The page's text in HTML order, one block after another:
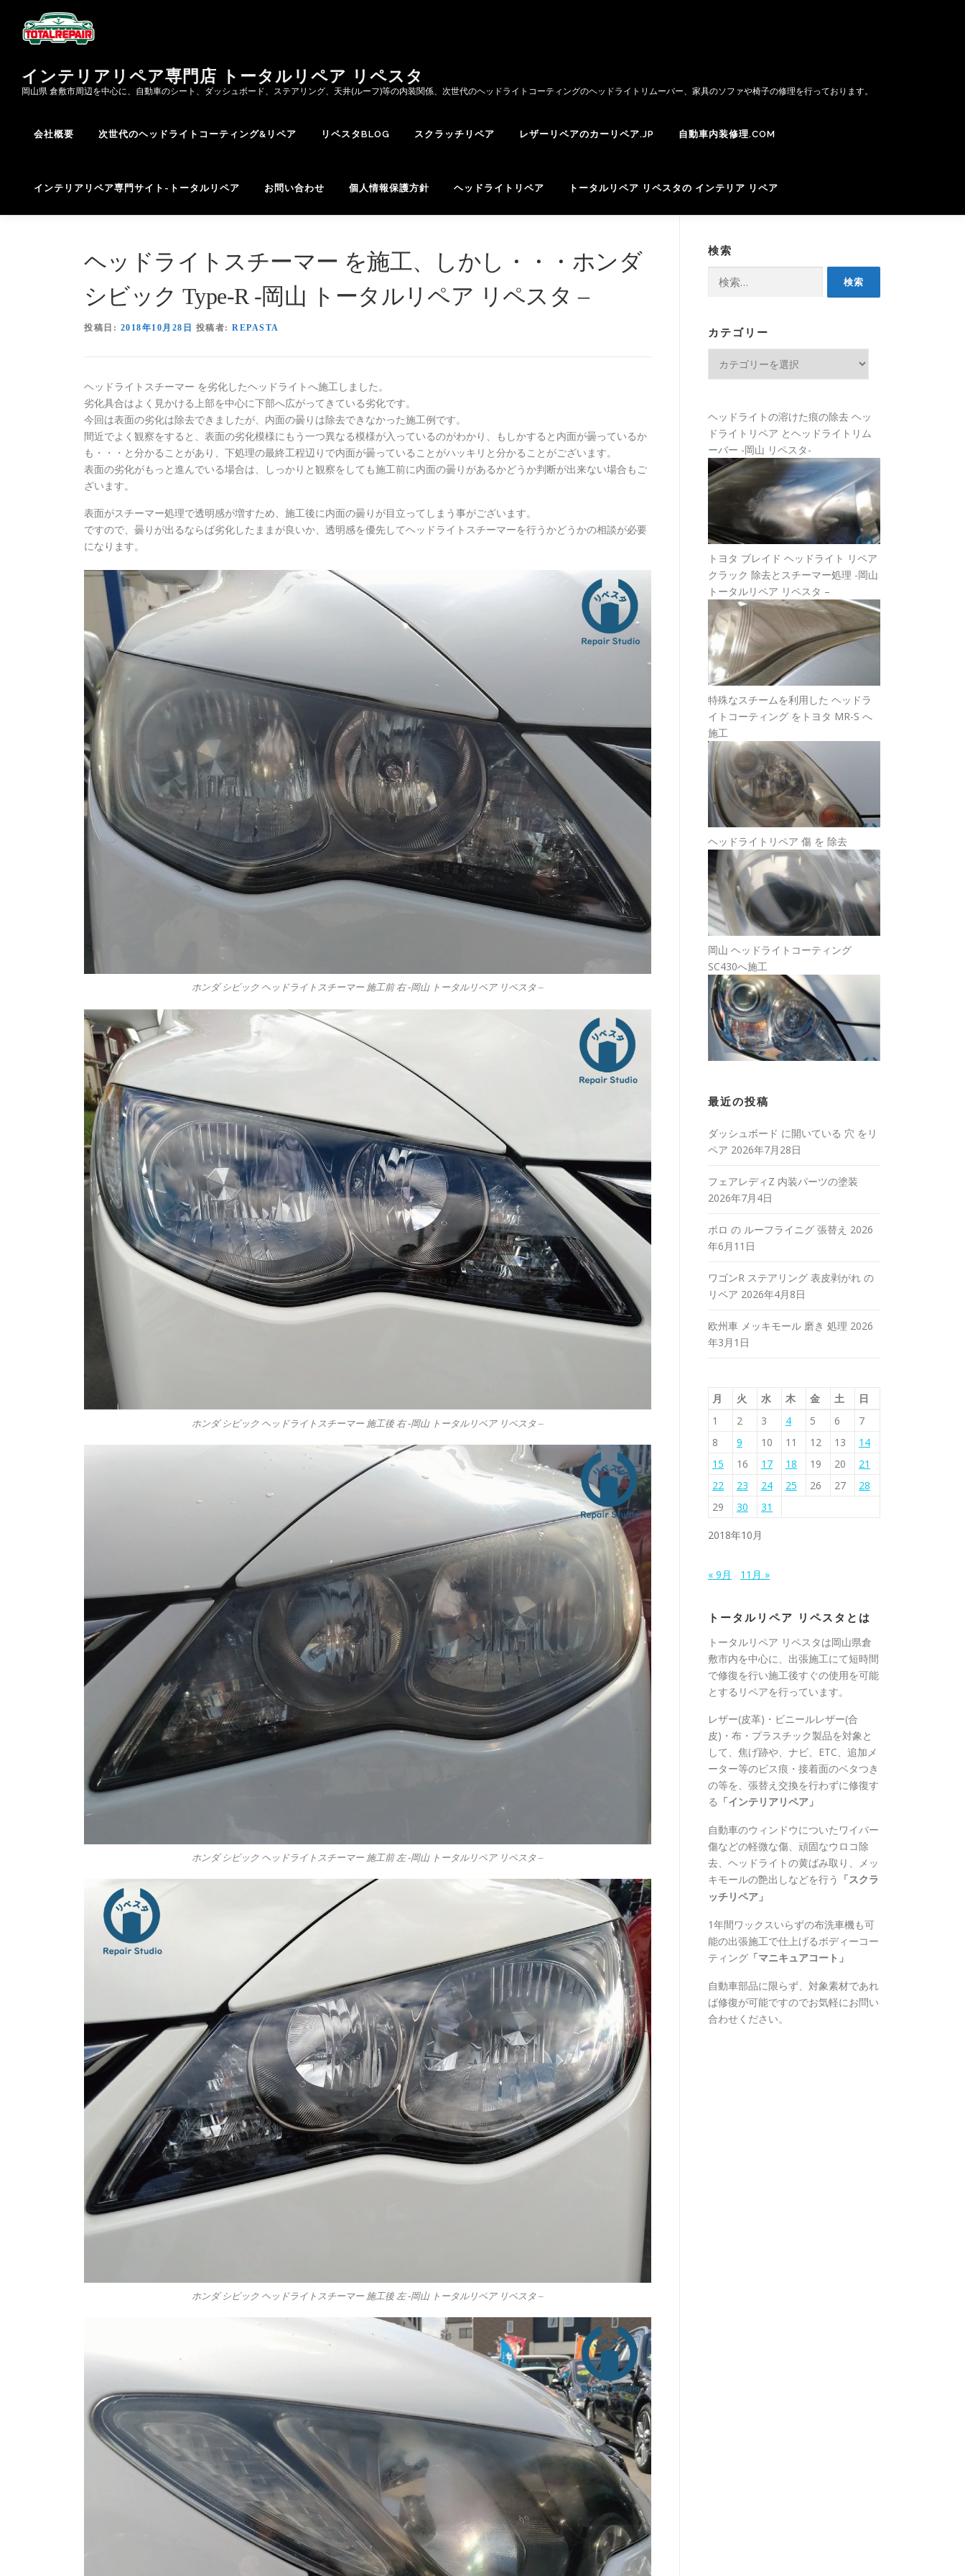
インテリアリペア専門店 トータルリペア リペスタ
岡山県 倉敷市周辺を中心に、自動車のシート、ダッシュボード、ステアリング、天井(ルーフ)等の内装関係、次世代のヘッドライトコーティングのヘッドライトリムーバー、家具のソファや椅子の修理を行っております。
会社概要 次世代のヘッドライトコーティング&リペア リペスタBLOG スクラッチリペア レザーリペアのカーリペア.JP 自動車内装修理.COM
インテリアリペア専門サイト-トータルリペア お問い合わせ 個人情報保護方針 ヘッドライトリペア トータルリペア リペスタの インテリア リペア
ヘッドライトスチーマー を施工、しかし・・・ホンダ
シビック Type-R -岡山 トータルリペア リペスタ –
投稿日: 2018年10月28日 投稿者: REPASTA
ヘッドライトスチーマー を劣化したヘッドライトへ施工しました。
劣化具合はよく見かける上部を中心に下部へ広がってきている劣化です。
今回は表面の劣化は除去できましたが、内面の曇りは除去できなかった施工例です。
間近でよく観察をすると、表面の劣化模様にもう一つ異なる模様が入っているのがわかり、もしかすると内面が曇っているか
も・・・と分かることがあり、下処理の最終工程辺りで内面が曇っていることがハッキリと分かることがございます。
表面の劣化がもっと進んでいる場合は、しっかりと観察をしても施工前に内面の曇りがあるかどうか判断が出来ない場合もご
ざいます。
表面がスチーマー処理で透明感が増すため、施工後に内面の曇りが目立ってしまう事がございます。
ですので、曇りが出るならば劣化したままが良いか、透明感を優先してヘッドライトスチーマーを行うかどうかの相談が必要
になります。
ホンダ シビック ヘッドライトスチーマー 施工前 右 -岡山 トータルリペア リペスタ –
ホンダ シビック ヘッドライトスチーマー 施工後 右 -岡山 トータルリペア リペスタ –
ホンダ シビック ヘッドライトスチーマー 施工前 左 -岡山 トータルリペア リペスタ –
ホンダ シビック ヘッドライトスチーマー 施工後 左 -岡山 トータルリペア リペスタ –
検索
カテゴリー
ー
ヘッドライトの溶けた痕の除去 ヘッ
ドライトリペア とヘッドライトリム
ーバー -岡山 リペスタ-
トヨタ ブレイド ヘッドライト リペア
クラック 除去とスチーマー処理 -岡山
トータルリペア リペスタ –
特殊なスチームを利用した ヘッドラ
イトコーティング をトヨタ MR-S へ
施工
ヘッドライトリペア 傷 を 除去
岡山 ヘッドライトコーティング
SC430へ施工
最近の投稿
ダッシュボード に開いている 穴 をリ
ペア 2026年7月28日
フェアレディZ 内装パーツの塗装
2026年7月4日
ポロ の ルーフライニグ 張替え 2026
年6月11日
ワゴンR ステアリング 表皮剥がれ の
リペア 2026年4月8日
欧州車 メッキモール 磨き 処理 2026
年3月1日
2018年10月
月 火 水 木 金 土
日
1
2 3 4 5 6
7
8
9 10 11 12 13
14
15
16 17 18 19 20
21
22
23 24 25 26 27
28
29
30 31
« 9月 11月 »
トータルリペア リペスタとは
トータルリペア リペスタは岡山県倉
敷市内を中心に、出張施工にて短時間
で修復を行い施工後すぐの使用を可能
とするリペアを行っています。
レザー(皮革)・ビニールレザー(合
皮)・布・プラスチック製品を対象と
して、焦げ跡や、ナビ、ETC、追加メ
ーター等のビス痕・接着面のベタつき
の等を、張替え交換を行わずに修復す
る
「インテリアリペア」
自動車のウィンドウについたワイパー
傷などの軽微な傷、頑固なウロコ除
去、ヘッドライトの黄ばみ取り、メッ
キモールの艶出しなどを行う
「スクラ
ッチリペア」
1年間ワックスいらずの布洗車機も可
能の出張施工で仕上げるボディーコー
ティング 「マニキュアコート」
自動車部品に限らず、対象素材であれ
ば修復が可能ですのでお気軽にお問い
合わせください。